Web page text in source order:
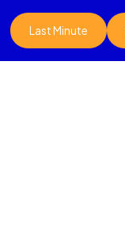
Last Minute